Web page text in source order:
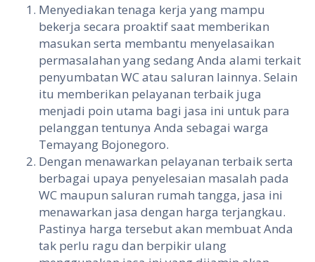
Menyediakan tenaga kerja yang mampu
bekerja secara proaktif saat memberikan
masukan serta membantu menyelasaikan
permasalahan yang sedang Anda alami terkait
penyumbatan WC atau saluran lainnya. Selain
itu memberikan pelayanan terbaik juga
menjadi poin utama bagi jasa ini untuk para
pelanggan tentunya Anda sebagai warga
Temayang Bojonegoro.
Dengan menawarkan pelayanan terbaik serta
berbagai upaya penyelesaian masalah pada
WC maupun saluran rumah tangga, jasa ini
menawarkan jasa dengan harga terjangkau.
Pastinya harga tersebut akan membuat Anda
tak perlu ragu dan berpikir ulang